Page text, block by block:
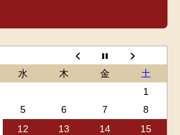
水 木 金
土
1
5 6 7
8
12 13 14
15